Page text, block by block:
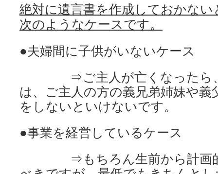
絶対に遺言書を作成しておかな
次のようなケースです。
●夫婦間に子供がいないケース
⇒ご主人が亡くなったら、
は、ご主人の方の義兄弟姉妹や義
をしないといけないです。
●事業を経営しているケース
⇒もちろん生前から計画的